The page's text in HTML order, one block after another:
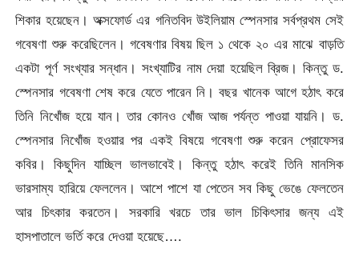
শিকার হয়েছেন। অক্সফোর্ড এর গনিতবিদ উইলিয়াম স্পেনসার সর্বপ্রথম সেই
গবেষণা শুরু করেছিলেন। গবেষণার বিষয় ছিল ১ থেকে ২০ এর মাঝে বাড়তি
একটা পূর্ণ সংখ্যার সন্ধান। সংখ্যাটির নাম দেয়া হয়েছিল ব্রিজ। কিন্তু ড.
স্পেনসার গবেষণা শেষ করে যেতে পারেন নি। বছর খানেক আগে হঠাৎ করে
তিনি নিখোঁজ হয়ে যান। তার কোনও খোঁজ আজ পর্যন্ত পাওয়া যায়নি। ড.
স্পেনসার নিখোঁজ হওয়ার পর একই বিষয়ে গবেষণা শুরু করেন প্রোফেসর
কবির। কিছুদিন যাচ্ছিল ভালভাবেই। কিন্তু হঠাৎ করেই তিনি মানসিক
ভারসাম্য হারিয়ে ফেললেন। আশে পাশে যা পেতেন সব কিছু ভেঙে ফেলতেন
আর চিৎকার করতেন। সরকারি খরচে তার ভাল চিকিৎসার জন্য এই
হাসপাতালে ভর্তি করে দেওয়া হয়েছে….